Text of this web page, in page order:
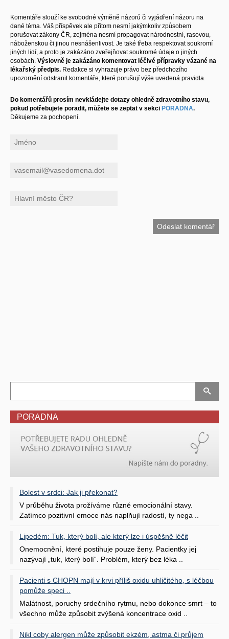
Komentáře slouží ke svobodné výměně názorů či vyjádření názoru na
dané téma. Váš příspěvek ale přitom nesmí jakýmkoliv způsobem
porušovat zákony ČR, zejména nesmí propagovat národnostní, rasovou,
náboženskou či jinou nesnášenlivost. Je také třeba respektovat soukromí
jiných lidí, a proto je zakázáno zveřejňovat soukromé údaje o jiných
osobách. Výslovně je zakázáno komentovat léčivé přípravky vázané na
lékařský předpis. Redakce si vyhrazuje právo bez předchozího
upozornění odstranit komentáře, které porušují výše uvedená pravidla.
Do komentářů prosím nevkládejte dotazy ohledně zdravotního stavu,
pokud potřebujete poradit, můžete se zeptat v sekci PORADNA.
Děkujeme za pochopení.
PORADNA
Bolest v srdci: Jak ji překonat?
V průběhu života prožíváme různé emocionální stavy.
Zatímco pozitivní emoce nás naplňují radostí, ty nega ..
Lipedém: Tuk, který bolí, ale který lze i úspěšně léčit
Onemocnění, které postihuje pouze ženy. Pacientky jej
nazývají „tuk, který bolí“. Problém, který bez léka ..
Pacienti s CHOPN mají v krvi příliš oxidu uhličitého, s léčbou
pomůže speci ..
Malátnost, poruchy srdečního rytmu, nebo dokonce smrt – to
všechno může způsobit zvýšená koncentrace oxid ..
Nikl coby alergen může způsobit ekzém, astma či průjem